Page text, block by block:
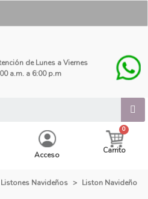
de Lunes a Viernes
a.m. a 6:00 p.m
Acceso Carrito
Listones Navideños > Liston Navideño